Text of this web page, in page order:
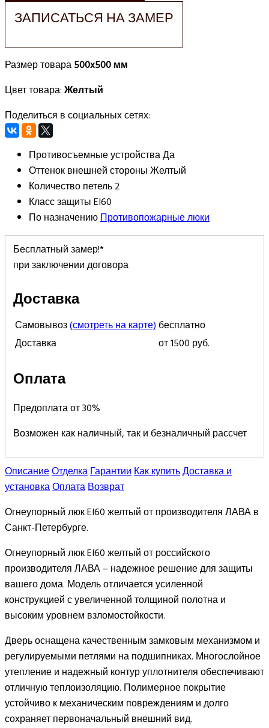
ЗАПИСАТЬСЯ НА ЗАМЕР
Размер товара500x500 мм
Цвет товара:Желтый
Поделиться в социальных сетях:
Противосъемные устройстваДа
Оттенок внешней стороныЖелтый
Количество петель2
Класс защитыEI60
По назначениюПротивопожарные люки
Бесплатный замер!*
при заключении договора
Доставка
Самовывоз(смотреть на карте)бесплатно
Доставка
от 1500 руб.
Оплата
Предоплата от 30%
Возможен как наличный, так и безналичный рассчет
ОписаниеОтделкаГарантииКак купитьДоставка и
установкаОплатаВозврат
Огнеупорный люк EI60 желтый от производителя ЛАВА в
Санкт-Петербурге.
Огнеупорный люк EI60 желтый от российского
производителя ЛАВА – надежное решение для защиты
вашего дома. Модель отличается усиленной
конструкцией с увеличенной толщиной полотна и
высоким уровнем взломостойкости.
Дверь оснащена качественным замковым механизмом и
регулируемыми петлями на подшипниках. Многослойное
утепление и надежный контур уплотнителя обеспечивают
отличную теплоизоляцию. Полимерное покрытие
устойчиво к механическим повреждениям и долго
сохраняет первоначальный внешний вид.